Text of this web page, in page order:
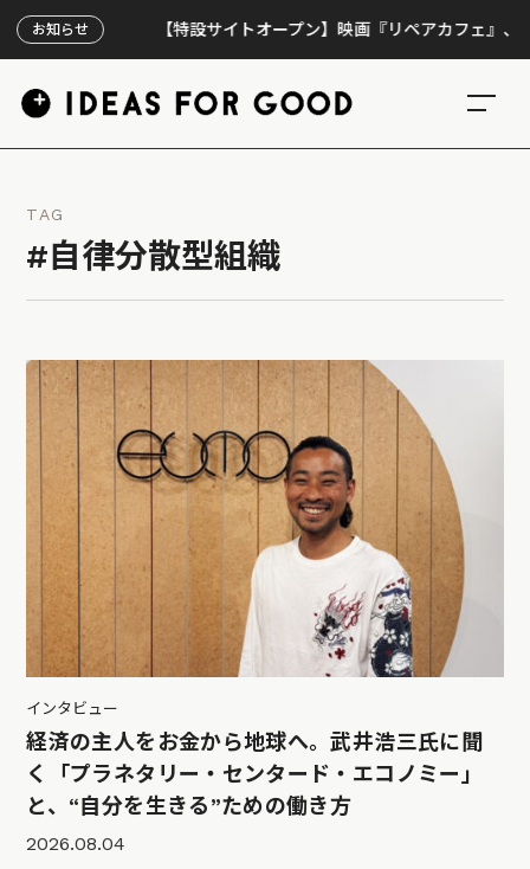
お知らせ 【特設サイトオープン】映画『リペアカフェ』、上映
TAG
#自律分散型組織
インタビュー
経済の主人をお金から地球へ。武井浩三氏に聞
く「プラネタリー・センタード・エコノミー」
と、“自分を生きる”ための働き方
2026.08.04